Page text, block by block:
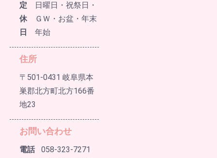
定
休
日
日曜日・祝祭日・
ＧＷ・お盆・年末
年始
住所
〒501-0431 岐阜県本
巣郡北方町北方166番
地23
お問い合わせ
電話
058-323-7271